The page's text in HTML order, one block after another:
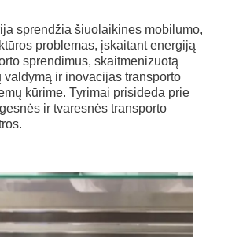
sprendžia šiuolaikines mobilumo,
problemas, įskaitant energiją
sprendimus, skaitmenizuotą
valdymą ir inovacijas transporto
kūrime. Tyrimai prisideda prie
ir tvaresnės transporto